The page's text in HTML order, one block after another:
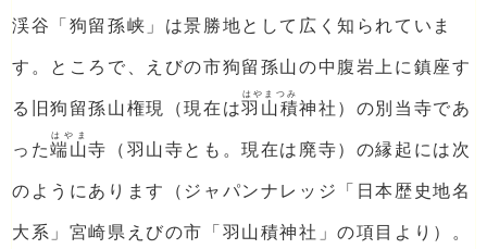
渓谷「狗留孫峡」は景勝地として広く知られていま
す。ところで、えびの市狗留孫山の中腹岩上に鎮座す
る旧狗留孫山権現（現在は羽山積
はやまつみ
神社）の別当寺であ
った端山
はやま
寺（羽山寺とも。現在は廃寺）の縁起には次
のようにあります（ジャパンナレッジ「日本歴史地名
大系」宮崎県えびの市「羽山積神社」の項目より）。